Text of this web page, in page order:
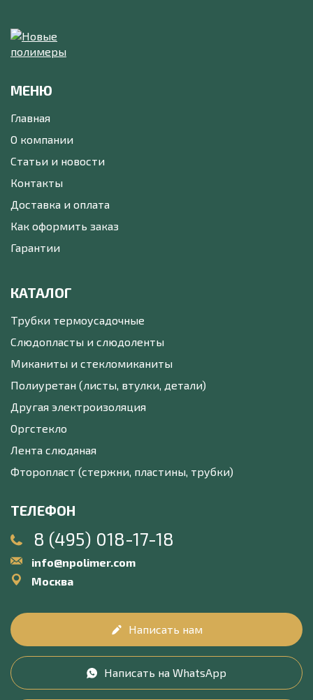
МЕНЮ
Главная
О компании
Статьи и новости
Контакты
Доставка и оплата
Как оформить заказ
Гарантии
КАТАЛОГ
Трубки термоусадочные
Слюдопласты и слюдоленты
Миканиты и стекломиканиты
Полиуретан (листы, втулки, детали)
Другая электроизоляция
Оргстекло
Лента слюдяная
Фторопласт (стержни, пластины, трубки)
ТЕЛЕФОН
8 (495) 018-17-18
info@npolimer.com
Москва
Написать нам
Написать на WhatsApp